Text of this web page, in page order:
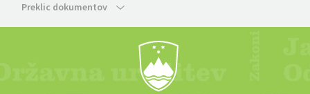
Preklic dokumentov